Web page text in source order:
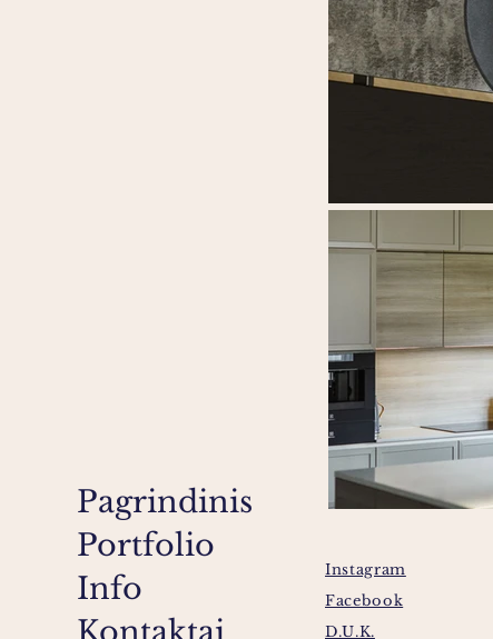
Pagrindinis
Portfolio
Info
Instagram
Facebook
D.U.K.